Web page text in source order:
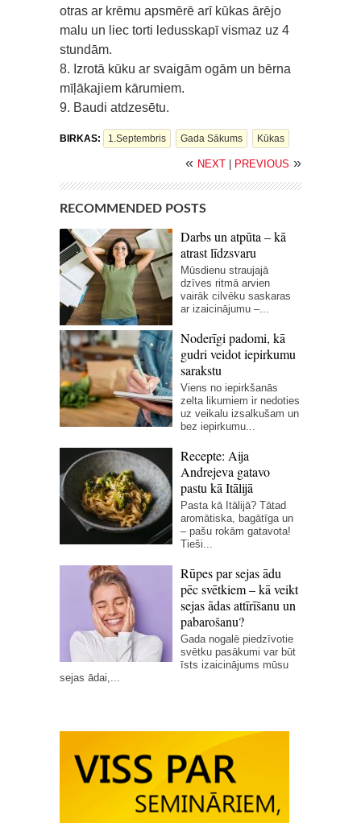
otras ar krēmu apsmērē arī kūkas ārējo
malu un liec torti ledusskapī vismaz uz 4
stundām.
8. Izrotā kūku ar svaigām ogām un bērna
mīļākajiem kārumiem.
9. Baudi atdzesētu.
BIRKAS: 1.septembris Gada Sākums Kūkas
« NEXT PREVIOUS »
RECOMMENDED POSTS
Darbs un atpūta – kā
atrast līdzsvaru
Mūsdienu straujajā
dzīves ritmā arvien
vairāk cilvēku saskaras
ar izaicinājumu –...
Noderīgi padomi, kā
gudri veidot iepirkumu
sarakstu
Viens no iepirkšanās
zelta likumiem ir nedoties
uz veikalu izsalkušam un
bez iepirkumu...
Recepte: Aija
Andrejeva gatavo
pastu kā Itālijā
Pasta kā Itālijā? Tātad
aromātiska, bagātīga un
– pašu rokām gatavota!
Tieši...
Rūpes par sejas ādu
pēc svētkiem – kā veikt
sejas ādas attīrīšanu un
pabarošanu?
Gada nogalē piedzīvotie
svētku pasākumi var būt
īsts izaicinājums mūsu
sejas ādai,...